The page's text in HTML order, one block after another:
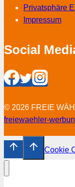
Privatsphäre
Impressum
Social
© 2026 FREIE
freiewaehler-
Cookie